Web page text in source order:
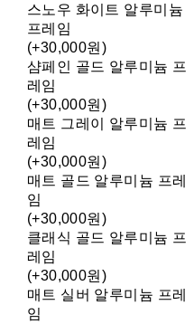
스노우 화이트 알루미늄
프레임
(+30,000원)
샴페인 골드 알루미늄 프
레임
(+30,000원)
매트 그레이 알루미늄 프
레임
(+30,000원)
매트 골드 알루미늄 프레
임
(+30,000원)
클래식 골드 알루미늄 프
레임
(+30,000원)
매트 실버 알루미늄 프레
임